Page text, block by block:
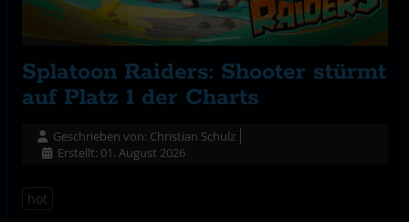
Splatoon Raiders: Shooter stürmt
auf Platz 1 der Charts
Geschrieben von: Christian Schulz
Erstellt: 01. August 2026
hot